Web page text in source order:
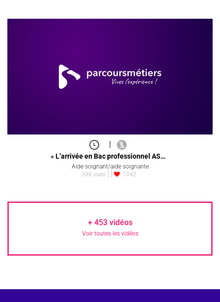
« L’arrivée en Bac professionnel AS…
Aide soignant/aide soignante
398 vues
1042
+ 453vidéos
Voir toutes les vidéos